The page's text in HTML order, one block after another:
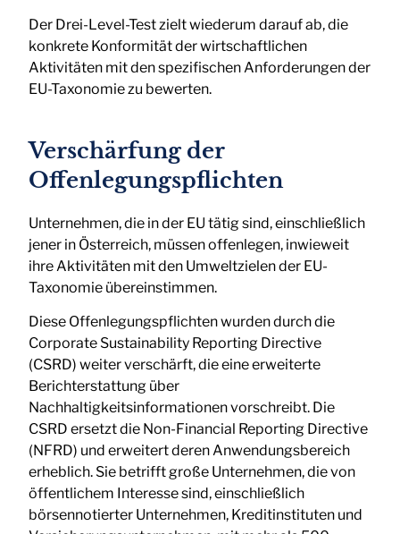
Der Drei-Level-Test zielt wiederum darauf ab, die
konkrete Konformität der wirtschaftlichen
Aktivitäten mit den spezifischen Anforderungen der
EU-Taxonomie zu bewerten.
Verschärfung der
Offenlegungspflichten
Unternehmen, die in der EU tätig sind, einschließlich
jener in Österreich, müssen offenlegen, inwieweit
ihre Aktivitäten mit den Umweltzielen der EU-
Taxonomie übereinstimmen.
Diese Offenlegungspflichten wurden durch die
Corporate Sustainability Reporting Directive
(CSRD) weiter verschärft, die eine erweiterte
Berichterstattung über
Nachhaltigkeitsinformationen vorschreibt. Die
CSRD ersetzt die Non-Financial Reporting Directive
(NFRD) und erweitert deren Anwendungsbereich
erheblich. Sie betrifft große Unternehmen, die von
öffentlichem Interesse sind, einschließlich
börsennotierter Unternehmen, Kreditinstituten und